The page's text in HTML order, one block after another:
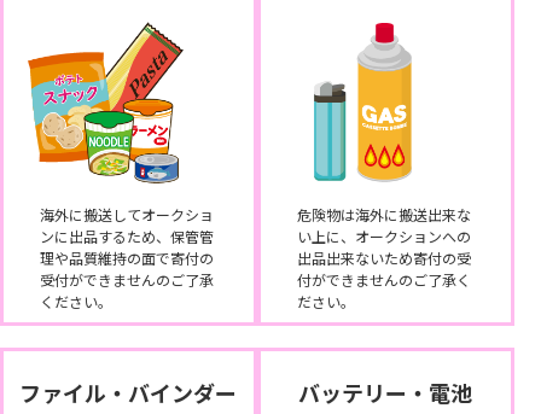
海外に搬送してオークショ
ンに出品するため、保管管
理や品質維持の面で寄付の
受付ができませんのご了承
ください。
危険物は海外に搬送出来な
い上に、オークションへの
出品出来ないため寄付の受
付ができませんのご了承く
ださい。
ファイル・バインダー バッテリー・電池